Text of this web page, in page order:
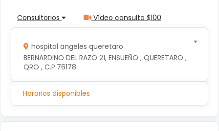
Consultorios Vídeo consulta $100
hospital angeles queretaro
BERNARDINO DEL RAZO 21, ENSUEÑO , QUERETARO ,
QRO , C.P.76178
Horarios disponibles